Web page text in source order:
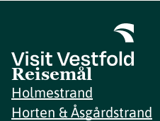
Reisemål
Holmestrand
Horten & Åsgårdstrand